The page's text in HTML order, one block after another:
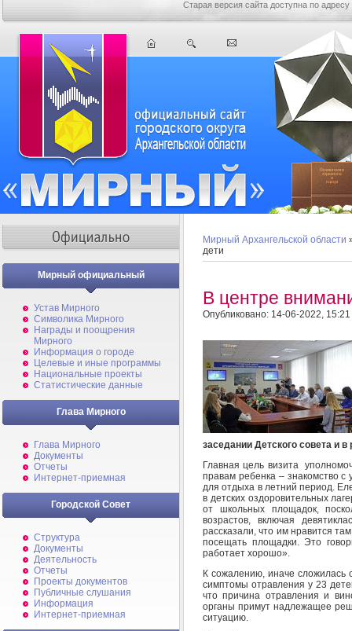
Старая версия сайта доступна по адресу
Мирный официальный
Устав Мирного
Символика Мирного
Награды и поощрения
Мирного
Информация о городе
Целевые и иные программы
Национальные проекты
Статистические данные
Глава Мирного
Глава Мирного
Документы
Отчеты
Интернет-приемная
Городской Совет
Структура
Документы
Деятельность
Отчеты
Проекты документов
Публичные слушания
Информация
Интернет-приемная
Мирный Архангельской области
дети
В центре
Опубликовано: 14-06-2022, 15:21
заседании Детского совета и в
Главная цель визита
правам ребенка – знакомство с
для отдыха в летний период.
в детских оздоровительных
от школьных площадок,
возрастов, включая
рассказали, что им нравится
посещать площадки. Это
работает хорошо».
К сожалению, иначе сложилась
симптомы отравления у 23
что причина отравления и
органы примут надлежащее
ситуацию.